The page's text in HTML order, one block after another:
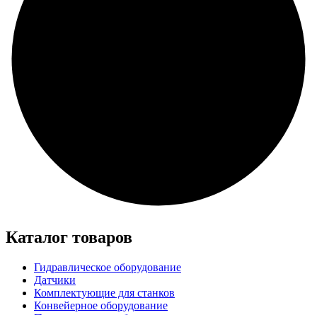
Каталог товаров
Гидравлическое оборудование
Датчики
Комплектующие для станков
Конвейерное оборудование